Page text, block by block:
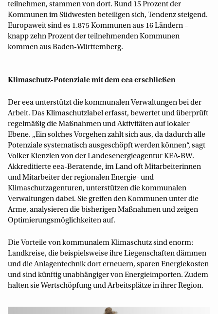
teilnehmen, stammen von dort. Rund 15 Prozent der
Kommunen im Südwesten beteiligen sich, Tendenz steigend.
Europaweit sind es 1.875 Kommunen aus 16 Ländern –
knapp zehn Prozent der teilnehmenden Kommunen
kommen aus Baden-Württemberg.
Klimaschutz-Potenziale mit dem eea erschließen
Der eea unterstützt die kommunalen Verwaltungen bei der
Arbeit. Das Klimaschutzlabel erfasst, bewertet und überprüft
regelmäßig die Maßnahmen und Aktivitäten auf lokaler
Ebene. „Ein solches Vorgehen zahlt sich aus, da dadurch alle
Potenziale systematisch ausgeschöpft werden können“, sagt
Volker Kienzlen von der Landesenergieagentur KEA-BW.
Akkreditierte eea-Beratende, im Land oft Mitarbeiterinnen
und Mitarbeiter der regionalen Energie- und
Klimaschutzagenturen, unterstützen die kommunalen
Verwaltungen dabei. Sie greifen den Kommunen unter die
Arme, analysieren die bisherigen Maßnahmen und zeigen
Optimierungsmöglichkeiten auf.
Die Vorteile von kommunalem Klimaschutz sind enorm:
Landkreise, die beispielsweise ihre Liegenschaften dämmen
und die Anlagentechnik dort erneuern, sparen Energiekosten
und sind künftig unabhängiger von Energieimporten. Zudem
halten sie Wertschöpfung und Arbeitsplätze in ihrer Region.